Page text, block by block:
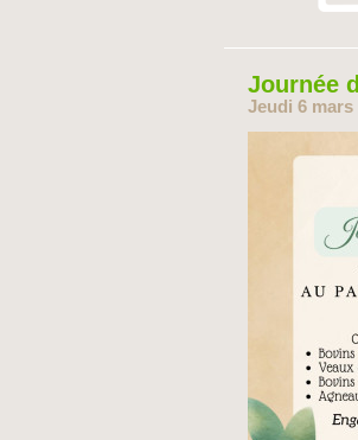
Journée
Jeudi 6 mars